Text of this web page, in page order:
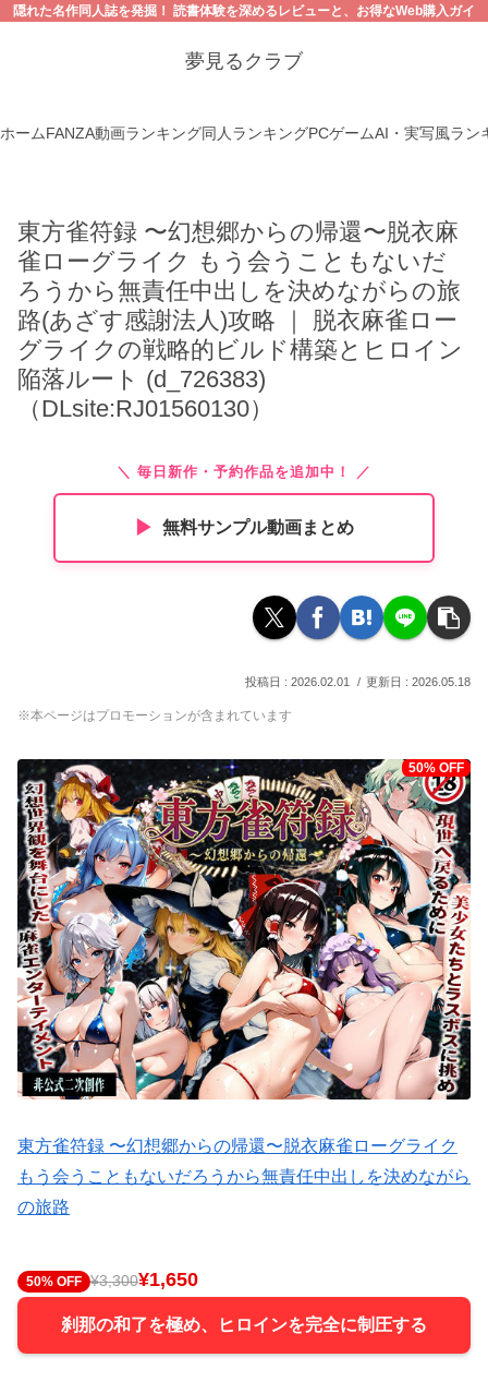
隠れた名作同人誌を発掘！ 読書体験を深めるレビューと、お得なWeb購入ガイ
夢見るクラブ
ホームFANZA動画ランキング同人ランキングPCゲームAI・実写風ラン
東方雀符録 〜幻想郷からの帰還〜脱衣麻
雀ローグライク もう会うこともないだ
ろうから無責任中出しを決めながらの旅
路(あざす感謝法人)攻略 ｜ 脱衣麻雀ロー
グライクの戦略的ビルド構築とヒロイン
陥落ルート (d_726383)
（DLsite:RJ01560130）
＼ 毎日新作・予約作品を追加中！ ／
▶︎ 無料サンプル動画まとめ
2026.02.01 2026.05.18
※本ページはプロモーションが含まれています
50% OFF
東方雀符録 〜幻想郷からの帰還〜脱衣麻雀ローグライク
もう会うこともないだろうから無責任中出しを決めながら
の旅路
50% OFF ¥3,300¥1,650
刹那の和了を極め、ヒロインを完全に制圧する